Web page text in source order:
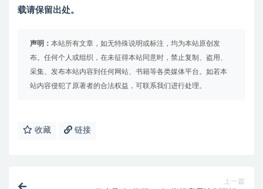
载请保留出处。
声明： 本站所有文章，如无特殊说明或标注，均为本站原创发
布。任何个人或组织，在未征得本站同意时，禁止复制、盗用、
采集、发布本站内容到任何网站、书籍等各类媒体平台。如若本
站内容侵犯了原著者的合法权益，可联系我们进行处理。
收藏 链接
上一篇